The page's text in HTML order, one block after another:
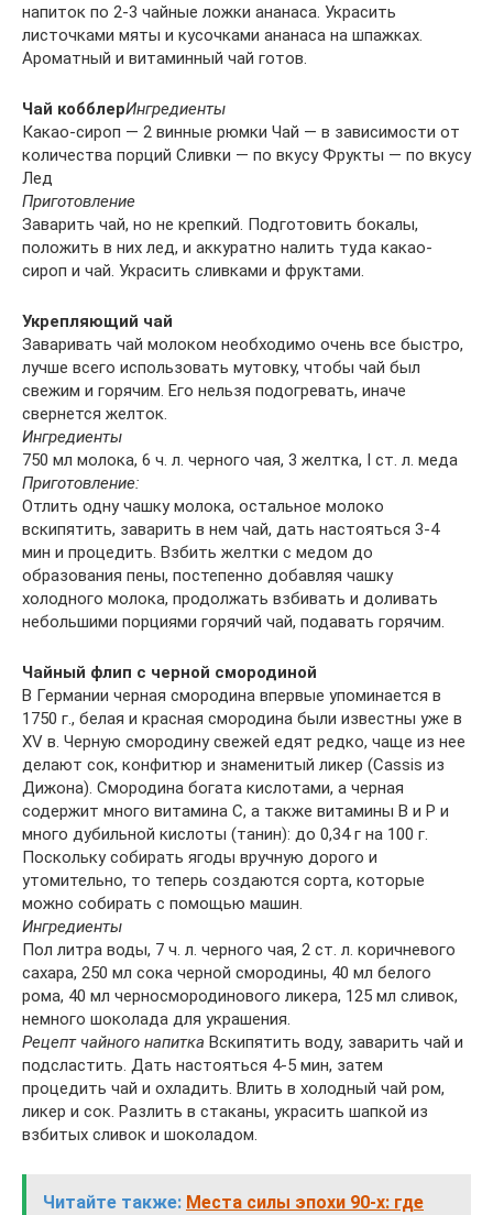
напиток по 2-3 чайные ложки ананаса. Украсить
листочками мяты и кусочками ананаса на шпажках.
Ароматный и витаминный чай готов.
Чай кобблерИнгредиенты
Какао-сироп — 2 винные рюмки Чай — в зависимости от
количества порций Сливки — по вкусу Фрукты — по вкусу
Лед
Приготовление
Заварить чай, но не крепкий. Подготовить бокалы,
положить в них лед, и аккуратно налить туда какао-
сироп и чай. Украсить сливками и фруктами.
Укрепляющий чай
Заваривать чай молоком необходимо очень все быстро,
лучше всего использовать мутовку, чтобы чай был
свежим и горячим. Его нельзя подогревать, иначе
свернется желток.
Ингредиенты
750 мл молока, 6 ч. л. черного чая, 3 желтка, I ст. л. меда
Приготовление:
Отлить одну чашку молока, остальное молоко
вскипятить, заварить в нем чай, дать настояться 3-4
мин и процедить. Взбить желтки с медом до
образования пены, постепенно добавляя чашку
холодного молока, продолжать взбивать и доливать
небольшими порциями горячий чай, подавать горячим.
Чайный флип с черной смородиной
В Германии черная смородина впервые упоминается в
1750 г., белая и красная смородина были известны уже в
XV в. Черную смородину свежей едят редко, чаще из нее
делают сок, конфитюр и знаменитый ликер (Cassis из
Дижона). Смородина богата кислотами, а черная
содержит много витамина С, а также витамины В и Р и
много дубильной кислоты (танин): до 0,34 г на 100 г.
Поскольку собирать ягоды вручную дорого и
утомительно, то теперь создаются сорта, которые
можно собирать с помощью машин.
Ингредиенты
Пол литра воды, 7 ч. л. черного чая, 2 ст. л. коричневого
сахара, 250 мл сока черной смородины, 40 мл белого
рома, 40 мл черносмородинового ликера, 125 мл сливок,
немного шоколада для украшения.
Рецепт чайного напитка Вскипятить воду, заварить чай и
подсластить. Дать настояться 4-5 мин, затем
процедить чай и охладить. Влить в холодный чай ром,
ликер и сок. Разлить в стаканы, украсить шапкой из
взбитых сливок и шоколадом.
Читайте также: Места силы эпохи 90-х: где